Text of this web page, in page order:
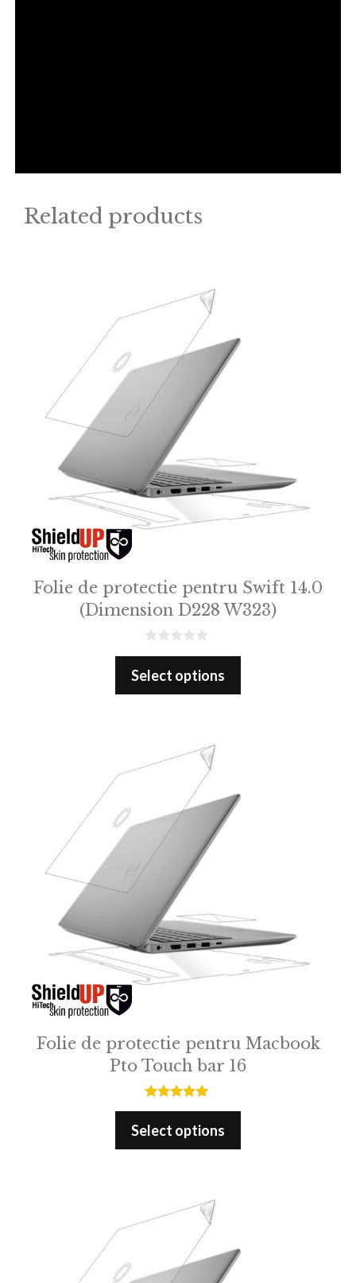
Related products
Folie de protectie pentru Swift 14.0
(Dimension D228 W323)
0
u
Select options
Folie de protectie pentru Macbook
Pto Touch bar 16
5.00
Select options